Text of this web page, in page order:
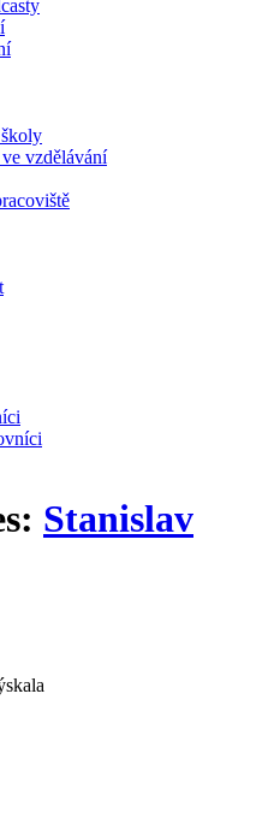
vzdělávání
Stanislav